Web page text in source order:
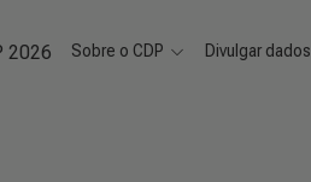
2026 Sobre o CDP Divulgar dados